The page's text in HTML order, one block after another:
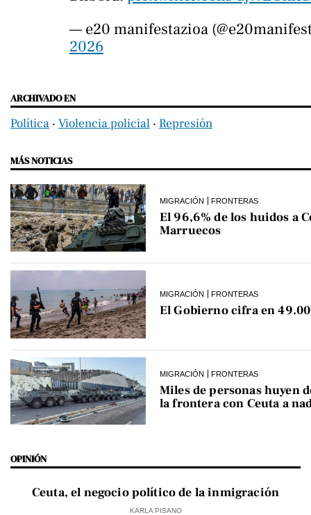
— e20 manifestazioa
2026
ARCHIVADO EN
Política ‧ Violencia policial ‧ Represión
MÁS NOTICIAS
MIGRACIÓN FRONTERAS
El 96,6% de los huidos a
Marruecos
MIGRACIÓN FRONTERAS
El Gobierno cifra en
MIGRACIÓN FRONTERAS
Miles de personas huyen
la frontera con Ceuta a
OPINIÓN
Ceuta, el negocio político de la inmigración
KARLA PISANO